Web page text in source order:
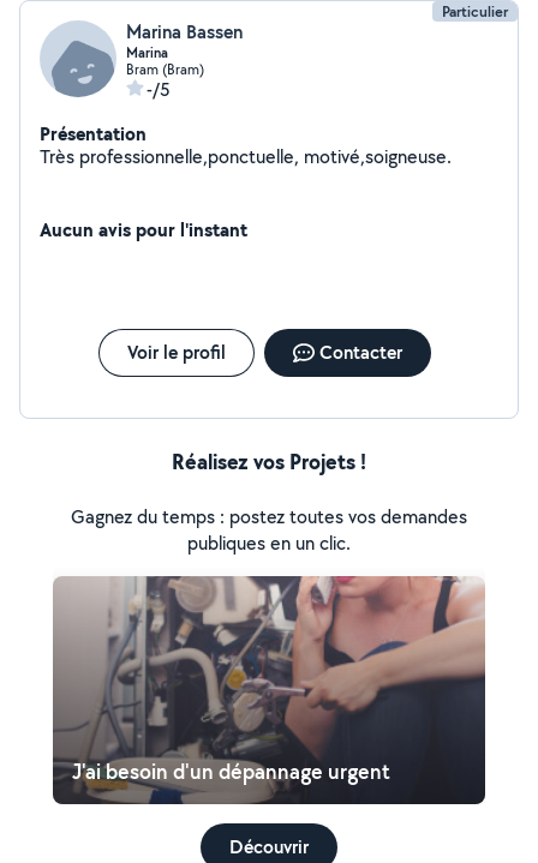
Particulier
Marina Bassen
Marina
Bram (Bram)
-/5
Présentation
Très professionnelle,ponctuelle, motivé,soigneuse.
Aucun avis pour l'instant
Voir le profil Contacter
Réalisez vos Projets !
Gagnez du temps : postez toutes vos demandes
publiques en un clic.
J'ai besoin d'un dépannage urgent
Découvrir